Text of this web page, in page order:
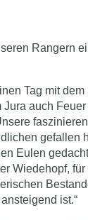
Rangern
Tag mit
auch
Eulen
Wiedehopf,
ist.“